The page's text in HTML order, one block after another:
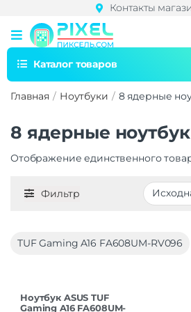
Контакты
Каталог товаров
Главная Ноутбуки 8 ядерные
8 ядерные
Отображение единственного
Фильтр
TUF Gaming A16 FA608UM-RV096
Ноутбук ASUS TUF
Gaming A16 FA608UM-